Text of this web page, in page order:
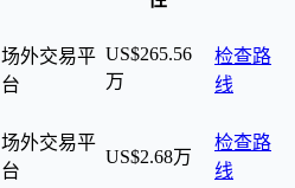
场外交易平
台
US$265.56
万
检查路
线
场外交易平
台
US$2.68万
检查路
线